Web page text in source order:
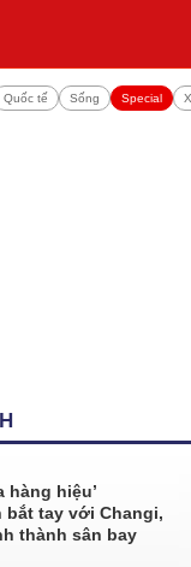
Quốc tế Sống Special
hàng hiệu’
bắt tay với Changi,
thành sân bay